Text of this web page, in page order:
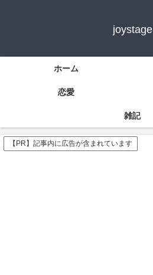
joystage
ホーム
恋愛
雑記
【PR】記事内に広告が含まれています